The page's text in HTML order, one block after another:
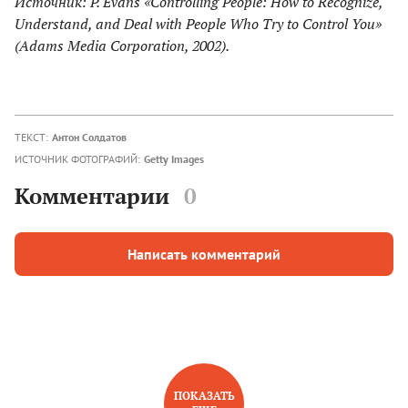
Understand, and Deal with People Who Try to Control You»
(Adams Media Corporation, 2002).
ТЕКСТ: Антон Солдатов
ИСТОЧНИК ФОТОГРАФИЙ: Getty Images
Комментарии 0
Написать комментарий
ПОКАЗАТЬ